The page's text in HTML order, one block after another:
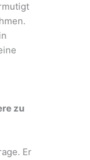
zu
Er